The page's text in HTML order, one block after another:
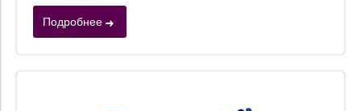
Подробнее